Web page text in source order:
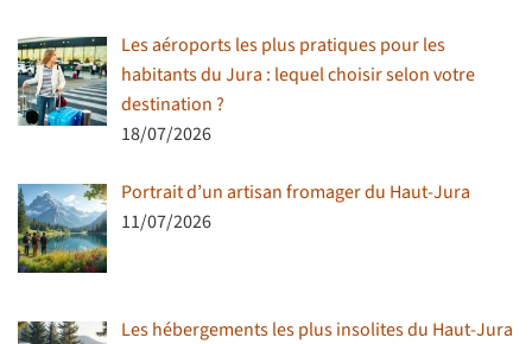
Les aéroports les plus pratiques pour les
habitants du Jura : lequel choisir selon votre
destination ?
18/07/2026
Portrait d’un artisan fromager du Haut-Jura
11/07/2026
Les hébergements les plus insolites du Haut-Jura